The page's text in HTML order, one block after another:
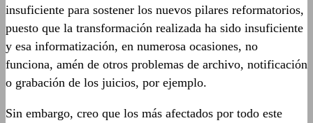
insuficiente para sostener los nuevos pilares reformatorios,
puesto que la transformación realizada ha sido insuficiente
y esa informatización, en numerosa ocasiones, no
funciona, amén de otros problemas de archivo, notificación
o grabación de los juicios, por ejemplo.
Sin embargo, creo que los más afectados por todo este